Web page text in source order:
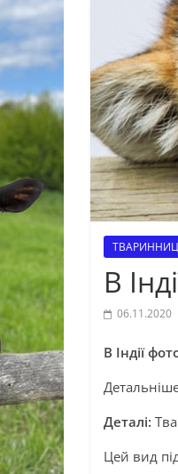
В
06.11.2020
В Індії
Деталі:
Цей вид